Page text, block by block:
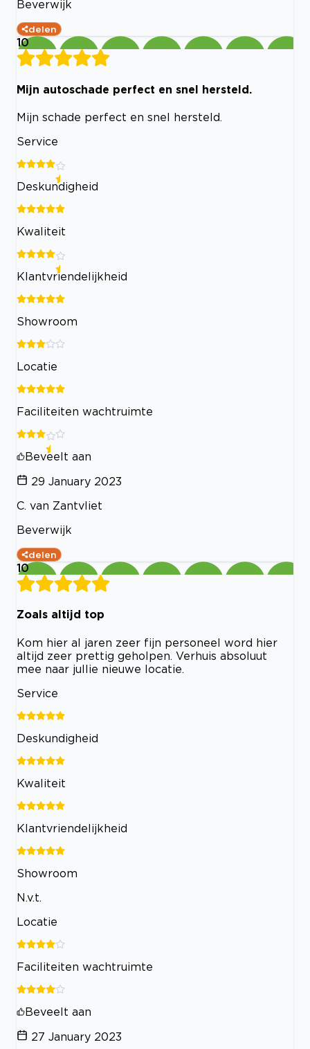
Beverwijk
delen
10
Mijn autoschade perfect en snel hersteld.
Mijn schade perfect en snel hersteld.
Service
Deskundigheid
Kwaliteit
Klantvriendelijkheid
Showroom
Locatie
Faciliteiten wachtruimte
Beveelt aan
29 January 2023
C. van Zantvliet
Beverwijk
delen
10
Zoals altijd top
Kom hier al jaren zeer fijn personeel word hier
altijd zeer prettig geholpen. Verhuis absoluut
mee naar jullie nieuwe locatie.
Service
Deskundigheid
Kwaliteit
Klantvriendelijkheid
Showroom
N.v.t.
Locatie
Faciliteiten wachtruimte
Beveelt aan
27 January 2023